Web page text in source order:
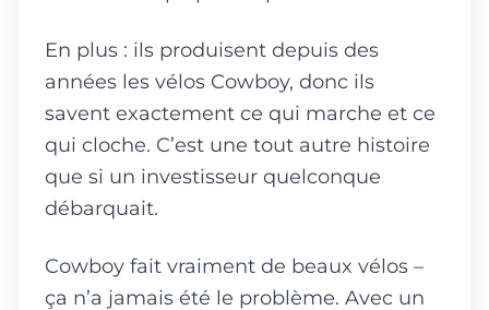
En plus : ils produisent depuis des
années les vélos Cowboy, donc ils
savent exactement ce qui marche et ce
qui cloche. C’est une tout autre histoire
que si un investisseur quelconque
débarquait.
Cowboy fait vraiment de beaux vélos –
ça n’a jamais été le problème. Avec un